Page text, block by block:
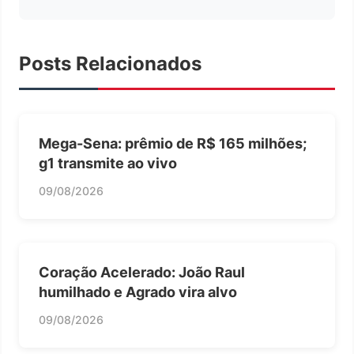
Posts Relacionados
Mega-Sena: prêmio de R$ 165 milhões;
g1 transmite ao vivo
09/08/2026
Coração Acelerado: João Raul
humilhado e Agrado vira alvo
09/08/2026